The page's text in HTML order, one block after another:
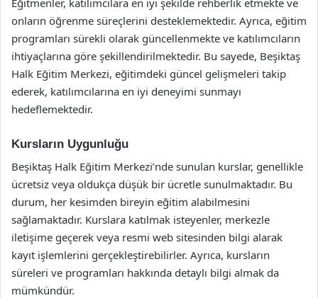
onların öğrenme süreçlerini desteklemektedir. Ayrıca, eğitim
programları sürekli olarak güncellenmekte ve katılımcıların
ihtiyaçlarına göre şekillendirilmektedir. Bu sayede, Beşiktaş
Halk Eğitim Merkezi, eğitimdeki güncel gelişmeleri takip
ederek, katılımcılarına en iyi deneyimi sunmayı
hedeflemektedir.
Kursların Uygunluğu
Beşiktaş Halk Eğitim Merkezi’nde sunulan kurslar, genellikle
ücretsiz veya oldukça düşük bir ücretle sunulmaktadır. Bu
durum, her kesimden bireyin eğitim alabilmesini
sağlamaktadır. Kurslara katılmak isteyenler, merkezle
iletişime geçerek veya resmi web sitesinden bilgi alarak
kayıt işlemlerini gerçekleştirebilirler. Ayrıca, kursların
süreleri ve programları hakkında detaylı bilgi almak da
mümkündür.